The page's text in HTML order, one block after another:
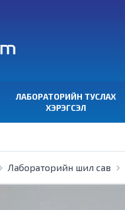
ЛАБОРАТОРИЙН ТУСЛАХ
ХЭРЭГСЭЛ
Лабораторийн шил сав